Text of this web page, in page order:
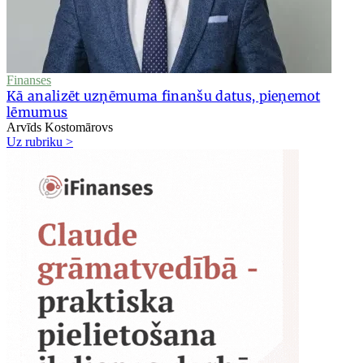
Finanses
Kā analizēt uzņēmuma finanšu datus, pieņemot
lēmumus
Arvīds Kostomārovs
Uz rubriku >